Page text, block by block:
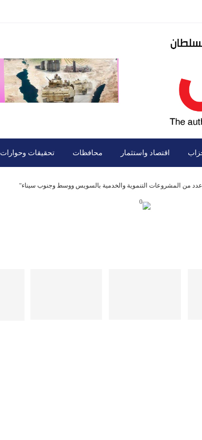
اقتصاد واستثمار محافظات تحقيقات وحوارات
عدد من المشروعات التنموية والخدمية بالسويس ووسط وجنوب سيناء"